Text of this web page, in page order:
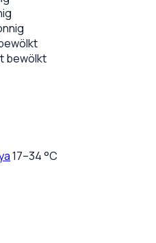
bewölkt
17–34°C